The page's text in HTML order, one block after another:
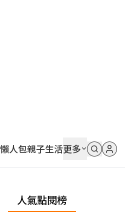
懶人包親子生活更多
人氣點閱榜